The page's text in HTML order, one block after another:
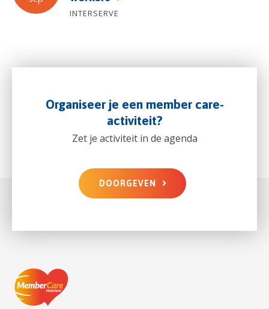
INTERSERVE
Organiseer je een member care-
activiteit?
Zet je activiteit in de agenda
DOORGEVEN